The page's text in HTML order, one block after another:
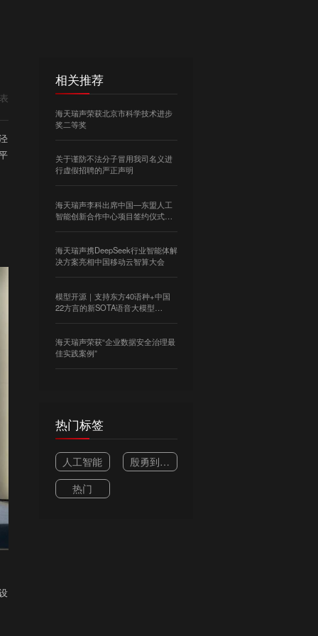
相关推荐
海天瑞声荣获北京市科学技术进步
奖二等奖
关于谨防不法分子冒用我司名义进
行虚假招聘的严正声明
海天瑞声李科出席中国—东盟人工
智能创新合作中心项目签约仪式暨
海天瑞声携DeepSeek行业智能体解
决方案亮相中国移动云智算大会
模型开源｜支持东方40语种+中国
22方言的新SOTA语音大模型
海天瑞声荣获“企业数据安全治理最
佳实践案例”
热门标签
人工智能
殷勇到中
热门